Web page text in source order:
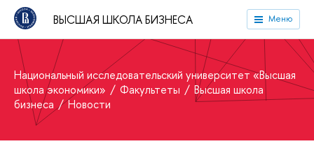
ВЫСШАЯ ШКОЛА БИЗНЕСА Меню
Национальный исследовательский университет «Высшая
школа экономики»
Факультеты
Высшая школа
бизнеса
Новости